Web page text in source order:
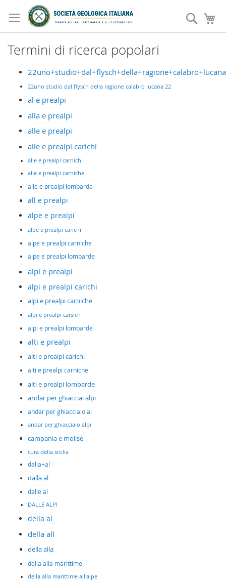
al
contenuto
Search
Termini di ricerca popolari
22uno studio dal flysch della ragione calabro lucana 22
al e prealpi
alla e prealpi
alle e prealpi
alle e prealpi carichi
alle e prealpi carnich
alle e prealpi carniche
alle e prealpi lombarde
all e prealpi
alpe e prealpi
alpe e prealpi carichi
alpe e prealpi carniche
alpe e prealpi lombarde
alpi e prealpi
alpi e prealpi carichi
alpi e prealpi carniche
alpi e prealpi carsich
alpi e prealpi lombarde
alti e prealpi
alti e prealpi carichi
alti e prealpi carniche
alti e prealpi lombarde
andar per ghiacciai alpi
andar per ghiacciaio al
andar per ghiacciaio alpi
campania e molise
cura della sicilia
dalla+al
dalla al
dalle al
DALLE ALPI
della al
della all
della alla
della alla marittime
della alla marittime all'alpe